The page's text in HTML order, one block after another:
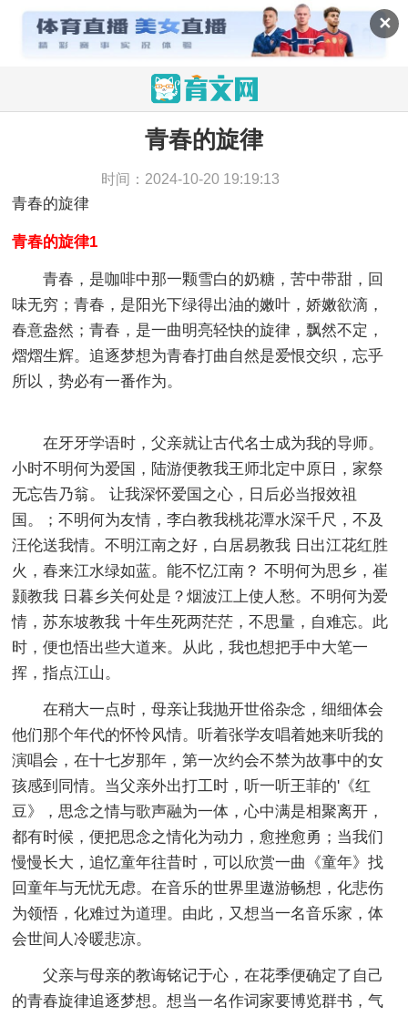
✕
> 作文 > 话题作文
青春的旋律
时间：2024-10-20 19:19:13
青春的旋律
青春的旋律1
青春，是咖啡中那一颗雪白的奶糖，苦中带甜，回
味无穷；青春，是阳光下绿得出油的嫩叶，娇嫩欲滴，
春意盎然；青春，是一曲明亮轻快的旋律，飘然不定，
熠熠生辉。追逐梦想为青春打曲自然是爱恨交织，忘乎
所以，势必有一番作为。
在牙牙学语时，父亲就让古代名士成为我的导师。
小时不明何为爱国，陆游便教我王师北定中原日，家祭
无忘告乃翁。 让我深怀爱国之心，日后必当报效祖
国。；不明何为友情，李白教我桃花潭水深千尺，不及
汪伦送我情。不明江南之好，白居易教我 日出江花红胜
火，春来江水绿如蓝。能不忆江南？ 不明何为思乡，崔
颢教我 日暮乡关何处是？烟波江上使人愁。不明何为爱
情，苏东坡教我 十年生死两茫茫，不思量，自难忘。此
时，便也悟出些大道来。从此，我也想把手中大笔一
挥，指点江山。
在稍大一点时，母亲让我抛开世俗杂念，细细体会
他们那个年代的怀怜风情。听着张学友唱着她来听我的
演唱会，在十七岁那年，第一次约会不禁为故事中的女
孩感到同情。当父亲外出打工时，听一听王菲的'《红
豆》，思念之情与歌声融为一体，心中满是相聚离开，
都有时候，便把思念之情化为动力，愈挫愈勇；当我们
慢慢长大，追忆童年往昔时，可以欣赏一曲《童年》找
回童年与无忧无虑。在音乐的世界里遨游畅想，化悲伤
为领悟，化难过为道理。由此，又想当一名音乐家，体
会世间人冷暖悲凉。
父亲与母亲的教诲铭记于心，在花季便确定了自己
的青春旋律追逐梦想。想当一名作词家要博览群书，气